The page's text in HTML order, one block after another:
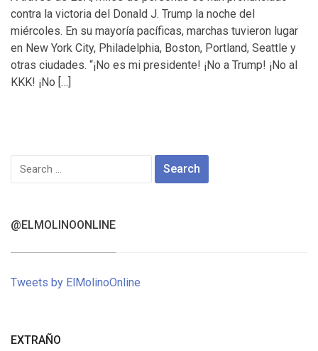
contra la victoria del Donald J. Trump la noche del
miércoles. En su mayoría pacíficas, marchas tuvieron lugar
en New York City, Philadelphia, Boston, Portland, Seattle y
otras ciudades. “¡No es mi presidente! ¡No a Trump! ¡No al
KKK! ¡No […]
Search
@ELMOLINOONLINE
Tweets by ElMolinoOnline
EXTRAÑO